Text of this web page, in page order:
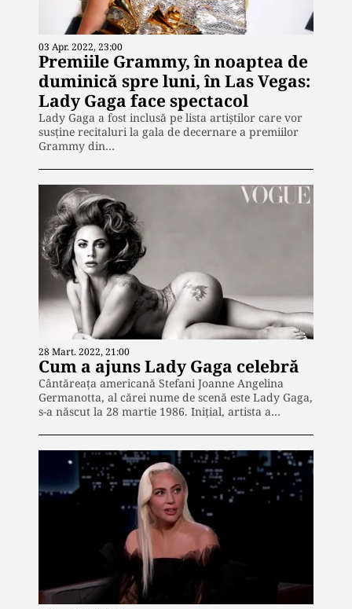
03 Apr. 2022, 23:00
Premiile Grammy, în noaptea de
duminică spre luni, în Las Vegas:
Lady Gaga face spectacol
Lady Gaga a fost inclusă pe lista artiştilor care vor
susţine recitaluri la gala de decernare a premiilor
Grammy din…
28 Mart. 2022, 21:00
Cum a ajuns Lady Gaga celebră
Cântăreaţa americană Stefani Joanne Angelina
Germanotta, al cărei nume de scenă este Lady Gaga,
s-a născut la 28 martie 1986. Inițial, artista a…